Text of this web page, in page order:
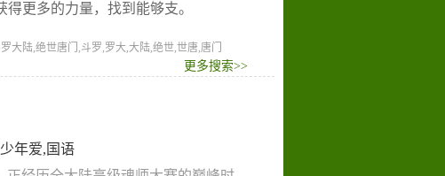
更多的力量，找到能够支。
大陆,绝世唐门,斗罗,罗大,大陆,绝世,世唐,唐门
更多搜索>>
少年爱, 国语